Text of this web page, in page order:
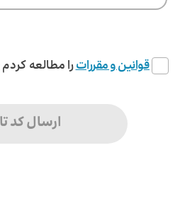
قوانین و مقرراترا مطالعه
ارسال کد